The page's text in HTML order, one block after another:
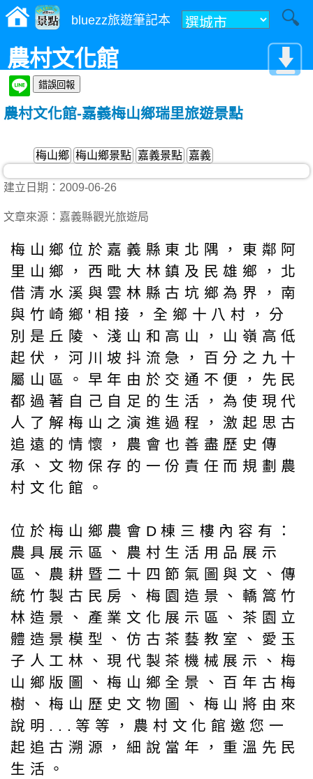
bluezz旅遊筆記本
農村文化館
農村文化館-嘉義梅山鄉瑞里旅遊景點
梅山鄉 梅山鄉景點 嘉義景點 嘉義
建立日期：2009-06-26
文章來源：嘉義縣觀光旅遊局
梅山鄉位於嘉義縣東北隅，東鄰阿
里山鄉，西毗大林鎮及民雄鄉，北
借清水溪與雲林縣古坑鄉為界，南
與竹崎鄉'相接，全鄉十八村，分
別是丘陵、淺山和高山，山嶺高低
起伏，河川坡抖流急，百分之九十
屬山區。早年由於交通不便，先民
都過著自己自足的生活，為使現代
人了解梅山之演進過程，激起思古
追遠的情懷，農會也善盡歷史傳
承、文物保存的一份責任而規劃農
村文化館。
位於梅山鄉農會D棟三樓內容有：
農具展示區、農村生活用品展示
區、農耕暨二十四節氣圖與文、傳
統竹製古民房、梅園造景、轎篙竹
林造景、產業文化展示區、茶園立
體造景模型、仿古茶藝教室、愛玉
子人工林、現代製茶機械展示、梅
山鄉版圖、梅山鄉全景、百年古梅
樹、梅山歷史文物圖、梅山將由來
說明...等等，農村文化館邀您一
起追古溯源，細說當年，重溫先民
生活。